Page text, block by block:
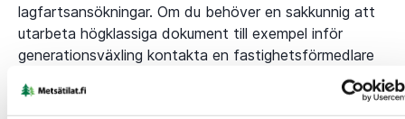
lagfartsansökningar. Om du behöver en sakkunnig att
utarbeta högklassiga dokument till exempel inför
generationsväxling kontakta en fastighetsförmedlare
hos Skogsfastigheter.fi. Våra fastighetsförmedlare
berättar gärna mera om avgifter för tjänsterna.